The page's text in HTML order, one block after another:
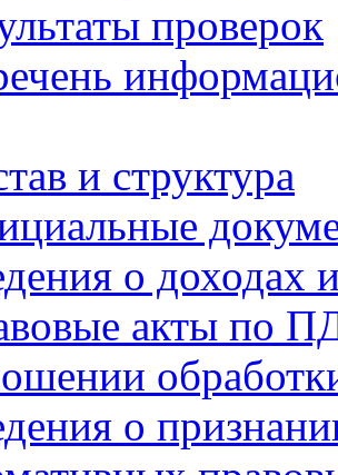
проверок
и структура
о доходах
акты по
о